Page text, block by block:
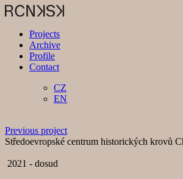
Projects
Archive
Profile
Contact
CZ
EN
Previous project
Středoevropské centrum historických krovů
2021 - dosud